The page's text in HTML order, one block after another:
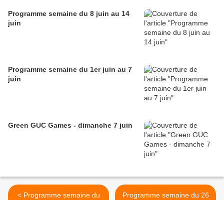
Programme semaine du 8 juin au 14
juin
Programme semaine du 1er juin au 7
juin
Green GUC Games - dimanche 7 juin
< Programme semaine du
Programme semaine du 26